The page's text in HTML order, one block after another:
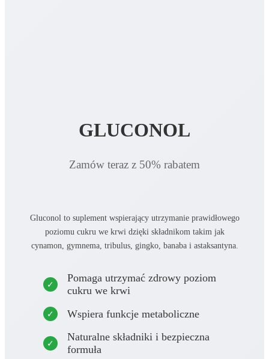
GLUCONOL
Zamów teraz z 50% rabatem
Gluconol to suplement wspierający utrzymanie prawidłowego
poziomu cukru we krwi dzięki składnikom takim jak
cynamon, gymnema, tribulus, gingko, banaba i astaksantyna.
Pomaga utrzymać zdrowy poziom
cukru we krwi
Wspiera funkcje metaboliczne
Naturalne składniki i bezpieczna
formuła